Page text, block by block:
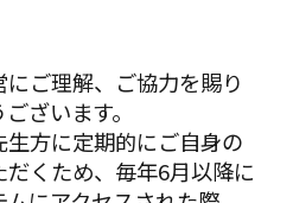
ご理解、ご協力を賜り
ざいます。
方に定期的にご自身の
くため、毎年6月以降に